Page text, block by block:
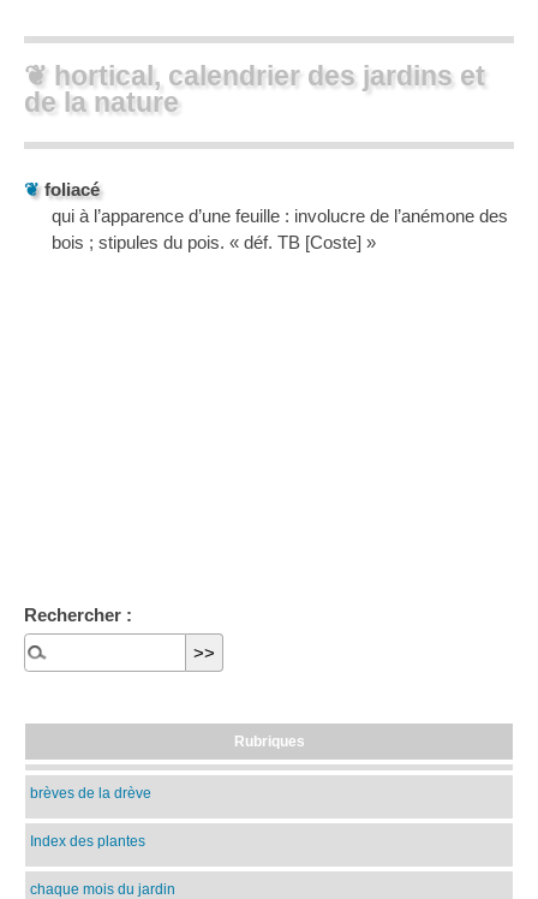
❦ hortical, calendrier des jardins et
de la nature
❦foliacé
qui à l’apparence d’une feuille : involucre de l’anémone des
bois ; stipules du pois. « déf. TB [Coste] »
Rechercher :
Rubriques
brèves de la drève
Index des plantes
chaque mois du jardin